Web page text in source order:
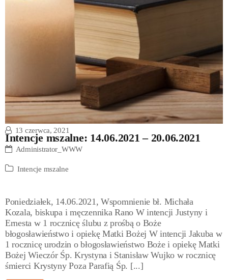
Intencje mszalne: 14.06.2021 – 20.06.2021
13 czerwca, 2021
Administrator_WWW
Intencje mszalne
Poniedziałek, 14.06.2021, Wspomnienie bł. Michała
Kozala, biskupa i męczennika Rano W intencji Justyny i
Ernesta w 1 rocznicę ślubu z prośbą o Boże
błogosławieństwo i opiekę Matki Bożej W intencji Jakuba w
1 rocznicę urodzin o błogosławieństwo Boże i opiekę Matki
Bożej Wieczór Śp. Krystyna i Stanisław Wujko w rocznicę
śmierci Krystyny Poza Parafią Śp. [...]